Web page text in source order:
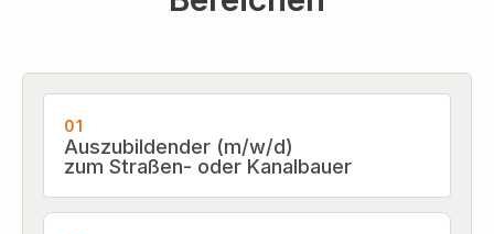
01
Auszubildender (m/w/d)
zum Straßen- oder Kanalbauer